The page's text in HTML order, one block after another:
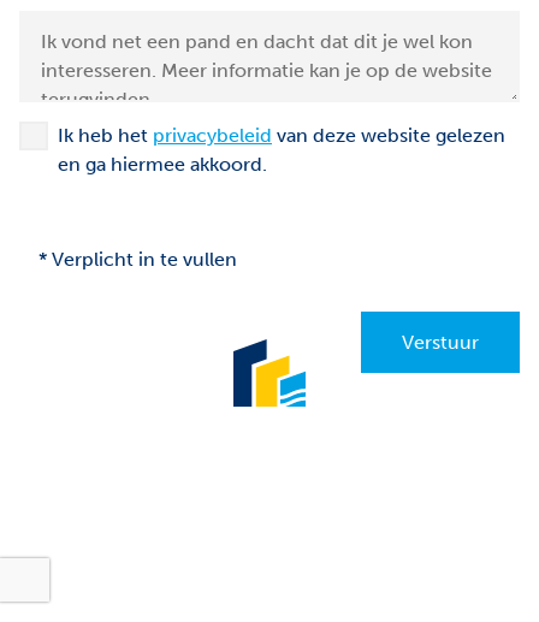
Ik heb het privacybeleid van deze website gelezen
en ga hiermee akkoord.
* Verplicht in te vullen
Verstuur